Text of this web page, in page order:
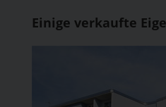
Einige verkaufte